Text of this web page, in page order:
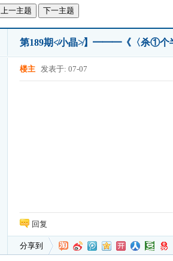
上一主题 下一主题
第189期≮小晶≯】━━━《〈杀①个
楼主 发表于: 07-07
回复
分享到